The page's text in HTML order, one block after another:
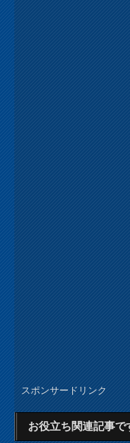
スポンサードリンク
お役立ち関連記事で